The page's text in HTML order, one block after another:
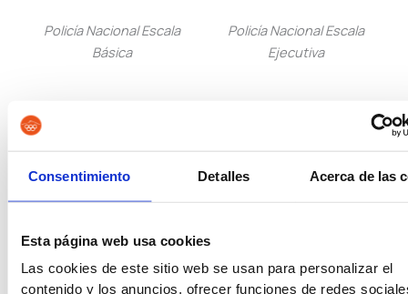
Consentimiento Detalles Acerca de las
Esta página web usa cookies
Las cookies de este sitio web se usan para personalizar el
contenido y los anuncios, ofrecer funciones de redes
Policía Nacional Escala
Básica
Policía Nacional Escala
Ejecutiva
Vigilancia Aduanera
Instituciones
Penitenciarias
Oposiciones de Justicia Auxilio Judicial